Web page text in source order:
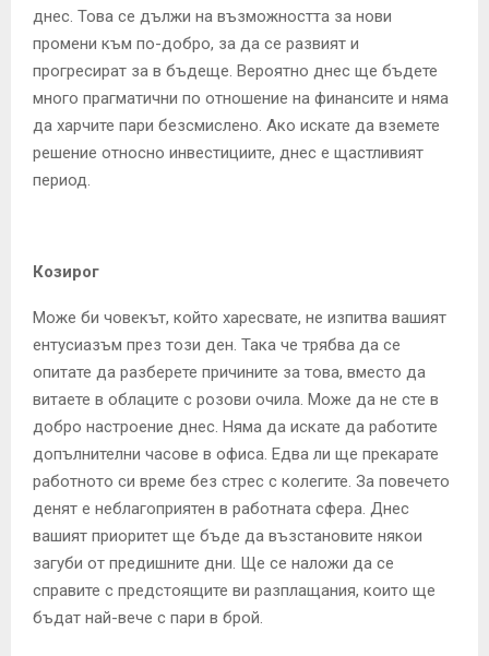
днес. Това се дължи на възможността за нови
промени към по-добро, за да се развият и
прогресират за в бъдеще. Вероятно днес ще бъдете
много прагматични по отношение на финансите и няма
да харчите пари безсмислено. Ако искате да вземете
решение относно инвестициите, днес е щастливият
период.
Козирог
Може би човекът, който харесвате, не изпитва вашият
ентусиазъм през този ден. Така че трябва да се
опитате да разберете причините за това, вместо да
витаете в облаците с розови очила. Може да не сте в
добро настроение днес. Няма да искате да работите
допълнителни часове в офиса. Едва ли ще прекарате
работното си време без стрес с колегите. За повечето
денят е неблагоприятен в работната сфера. Днес
вашият приоритет ще бъде да възстановите някои
загуби от предишните дни. Ще се наложи да се
справите с предстоящите ви разплащания, които ще
бъдат най-вече с пари в брой.